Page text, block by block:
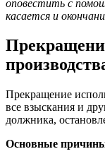
оповестить с
касается и
Прекращение
все взыскания и
должника,
Основные